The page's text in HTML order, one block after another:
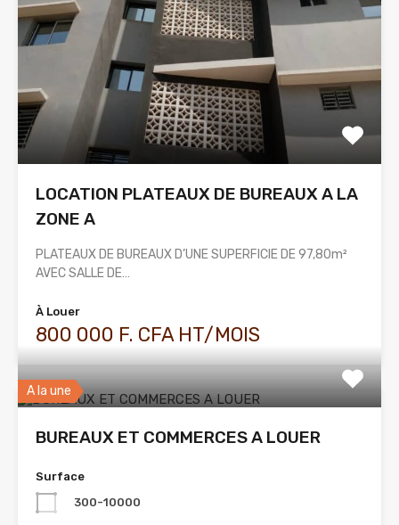
LOCATION PLATEAUX DE BUREAUX A LA
ZONE A
PLATEAUX DE BUREAUX D’UNE SUPERFICIE DE 97,80m²
AVEC SALLE DE…
À Louer
800 000 F. CFA HT/MOIS
A la une
BUREAUX ET COMMERCES A LOUER
Surface
300-10000